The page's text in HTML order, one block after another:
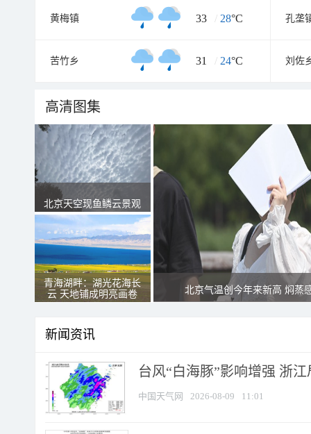
黄梅镇 33 / 28°C 孔垄
苦竹乡 31 / 24°C 刘佐
高清图集
北京天空现鱼鳞云景观
青海湖畔：湖光花海长
云 天地铺成明亮画卷
北京气温创今年来新高 焖蒸
新闻资讯
台风“白海豚”影响增强 浙
中国天气网 2026-08-09 11:01